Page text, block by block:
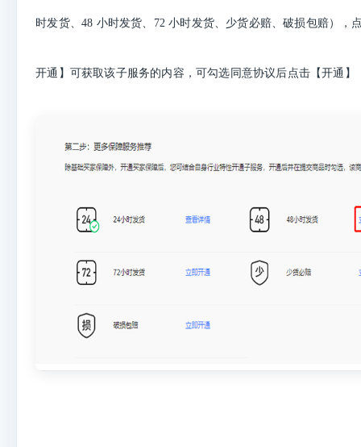
时发货、48 小时发货、72 小时发货、少货必赔、破损包赔），
开通】可获取该子服务的内容，可勾选同意协议后点击【开通】